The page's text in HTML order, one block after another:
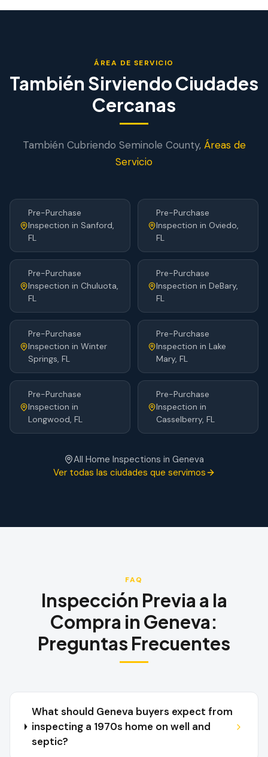
ÁREA DE SERVICIO
También Sirviendo Ciudades
Cercanas
También Cubriendo Seminole County, Áreas de
Servicio
Pre-Purchase
Inspection in Sanford,
FL
Pre-Purchase
Inspection in Oviedo,
FL
Pre-Purchase
Inspection in Chuluota,
FL
Pre-Purchase
Inspection in DeBary,
FL
Pre-Purchase
Inspection in Winter
Springs, FL
Pre-Purchase
Inspection in Lake
Mary, FL
Pre-Purchase
Inspection in
Longwood, FL
Pre-Purchase
Inspection in
Casselberry, FL
All Home Inspections in Geneva
Ver todas las ciudades que servimos
FAQ
Inspección Previa a la
Compra in Geneva:
Preguntas Frecuentes
What should Geneva buyers expect from
inspecting a 1970s home on well and
septic?